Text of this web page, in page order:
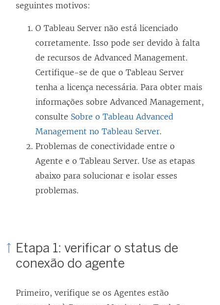
seguintes motivos:
O Tableau Server não está licenciado
corretamente. Isso pode ser devido à falta
de recursos de Advanced Management.
Certifique-se de que o Tableau Server
tenha a licença necessária. Para obter mais
informações sobre Advanced Management,
consulte Sobre o Tableau Advanced
Management no Tableau Server.
Problemas de conectividade entre o
Agente e o Tableau Server. Use as etapas
abaixo para solucionar e isolar esses
problemas.
Etapa 1: verificar o status de
conexão do agente
Primeiro, verifique se os Agentes estão